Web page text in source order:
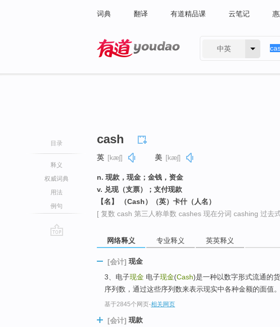
词典 翻译 有道精品课 云笔记
中英
目录
释义
权威词典
用法
例句
cash
英 [kæʃ] 美 [kæʃ]
n. 现款，现金；金钱，资金
v. 兑现（支票）；支付现款
【名】 （Cash）（英）卡什（人名）
[ 复数 cash 第三人称单数 cashes 现在分词 cashing 过去
网络释义 专业释义 英英释义
[会计] 现金
3、电子现金 电子现金(Cash)是一种以数字形式流通的
序列数，通过这些序列数来表示现实中各种金额的面值。
基于2845个网页-相关网页
[会计] 现款